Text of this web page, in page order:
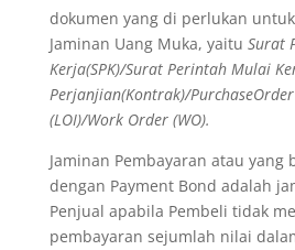
dokumen yang di perlukan
Jaminan Uang Muka, yaitu Surat
Kerja(SPK)/Surat Perintah Mulai
Perjanjian(Kontrak)/
(LOI)/Work Order (WO).
Jaminan Pembayaran atau yang
dengan Payment Bond adalah
Penjual apabila Pembeli tidak
pembayaran sejumlah nilai